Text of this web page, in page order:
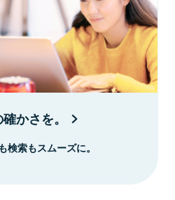
かさを。
索もスムーズに。